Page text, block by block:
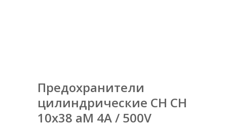
Предохранители
цилиндрические CH CH
10x38 aM 4A / 500V